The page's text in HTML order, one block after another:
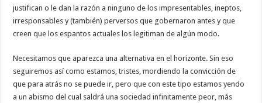
justifican o le dan la razón a ninguno de los impresentables, ineptos,
irresponsables y (también) perversos que gobernaron antes y que
creen que los espantos actuales los legitiman de algún modo.
Necesitamos que aparezca una alternativa en el horizonte. Sin eso
seguiremos así como estamos, tristes, mordiendo la convicción de
que para atrás no se puede ir, pero que con este tipo estamos yendo
a un abismo del cual saldrá una sociedad infinitamente peor, más